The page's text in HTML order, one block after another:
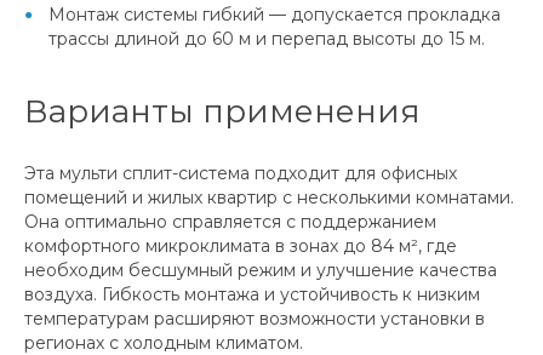
Монтаж системы гибкий — допускается прокладка
трассы длиной до 60 м и перепад высоты до 15 м.
Варианты применения
Эта мульти сплит-система подходит для офисных
помещений и жилых квартир с несколькими комнатами.
Она оптимально справляется с поддержанием
комфортного микроклимата в зонах до 84 м², где
необходим бесшумный режим и улучшение качества
воздуха. Гибкость монтажа и устойчивость к низким
температурам расширяют возможности установки в
регионах с холодным климатом.